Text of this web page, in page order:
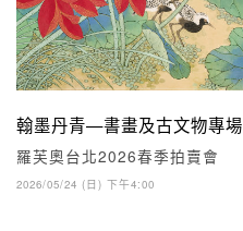
翰墨丹青—書畫及古文物專場
羅芙奧台北2026春季拍賣會
2026/05/24 (日) 下午4:00